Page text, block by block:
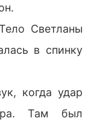
Светланы
в спинку
когда удар
Там был